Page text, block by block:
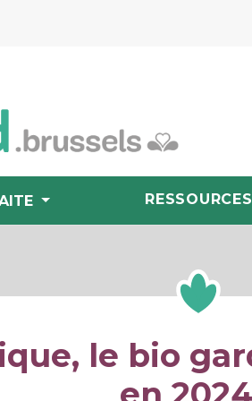
RESSOURCES
le bio